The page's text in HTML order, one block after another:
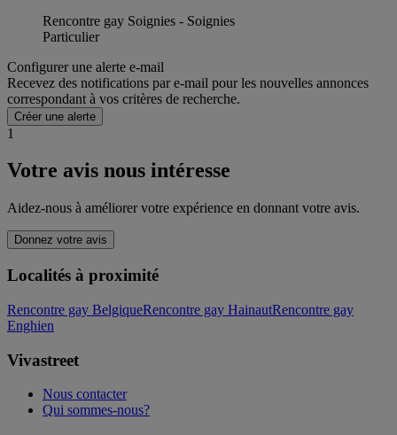
Rencontre gay Soignies - Soignies
Particulier
Configurer une alerte e-mail
Recevez des notifications par e-mail pour les nouvelles annonces
correspondant à vos critères de recherche.
Créer une alerte
1
Votre avis nous intéresse
Aidez-nous à améliorer votre expérience en donnant votre avis.
Donnez votre avis
Localités à proximité
Rencontre gay BelgiqueRencontre gay HainautRencontre gay
Enghien
Vivastreet
Nous contacter
Qui sommes-nous?